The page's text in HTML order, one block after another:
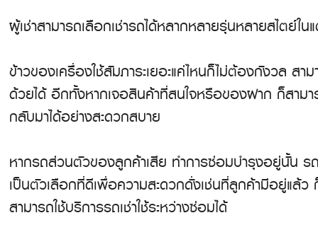
ผู้เช่าสามารถเลือกเช่ารถได้หลากหลายรุ่นหลายสไตย์ใน
ข้าวของเครื่องใช้สัมภาระเยอะแค่ไหนก็ไม่ต้องกังวล สาม
ด้วยได้ อีกทั้งหากเจอสินค้าที่สนใจหรือของฝาก ก็สามา
กลับมาได้อย่างสะดวกสบาย
หากรถส่วนตัวของลูกค้าเสีย ทำการซ่อมบำรุงอยู่นั้น ร
เป็นตัวเลือกที่ดีเพื่อความสะดวกดั่งเช่นที่ลูกค้ามีอยู่แล้ว
สามารถใช้บริการรถเช่าใช้ระหว่างซ่อมได้